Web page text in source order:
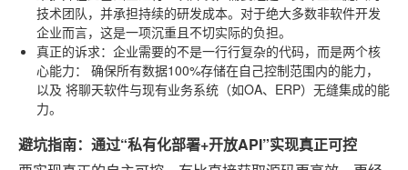
技术团队，并承担持续的研发成本。对于绝大多数非软件开发
企业而言，这是一项沉重且不切实际的负担。
真正的诉求：企业需要的不是一行行复杂的代码，而是两个核
心能力： 确保所有数据100%存储在自己控制范围内的能力，
以及 将聊天软件与现有业务系统（如OA、ERP）无缝集成的能
力。
避坑指南：通过“私有化部署+开放API”实现真正可控